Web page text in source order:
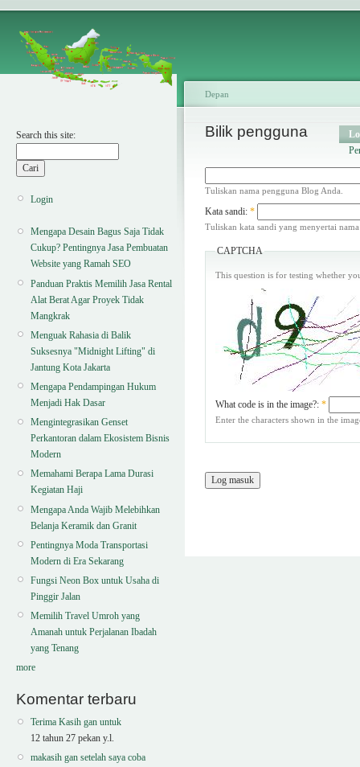
Search this site:
Login
Mengapa Desain Bagus Saja Tidak
Cukup? Pentingnya Jasa Pembuatan
Website yang Ramah SEO
Panduan Praktis Memilih Jasa Rental
Alat Berat Agar Proyek Tidak
Mangkrak
Menguak Rahasia di Balik
Suksesnya "Midnight Lifting" di
Jantung Kota Jakarta
Mengapa Pendampingan Hukum
Menjadi Hak Dasar
Mengintegrasikan Genset
Perkantoran dalam Ekosistem Bisnis
Modern
Memahami Berapa Lama Durasi
Kegiatan Haji
Mengapa Anda Wajib Melebihkan
Belanja Keramik dan Granit
Pentingnya Moda Transportasi
Modern di Era Sekarang
Fungsi Neon Box untuk Usaha di
Pinggir Jalan
Memilih Travel Umroh yang
Amanah untuk Perjalanan Ibadah
yang Tenang
more
Komentar terbaru
Terima Kasih gan untuk
12 tahun 27 pekan y.l.
makasih gan setelah saya coba
Depan
Bilik pengguna
Tuliskan nama pengguna Blog Anda.
Kata sandi: *
Tuliskan kata sandi yang menyertai
CAPTCHA
This question is for testing whether
What code is in the image?: *
Enter the characters shown in the